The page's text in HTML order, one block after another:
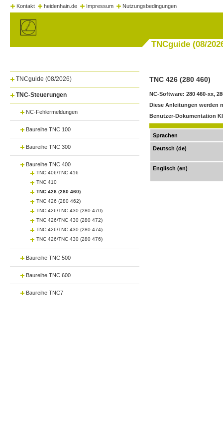
Kontakt heidenhain.de Impressum Nutzungsbedingungen
TNCguide (08/
TNCguide (08/2026)
TNC-Steuerungen
NC-Fehlermeldungen
Baureihe TNC 100
Baureihe TNC 300
Baureihe TNC 400
TNC 406/TNC 416
TNC 410
TNC 426 (280 460)
TNC 426 (280 462)
TNC 426/TNC 430 (280 470)
TNC 426/TNC 430 (280 472)
TNC 426/TNC 430 (280 474)
TNC 426/TNC 430 (280 476)
Baureihe TNC 500
Baureihe TNC 600
Baureihe TNC7
TNC 426 (280 460)
NC-Software: 280 460-xx,
Diese Anleitungen werden
Benutzer-Dokumentation
Sprachen
Deutsch (de)
Englisch (en)